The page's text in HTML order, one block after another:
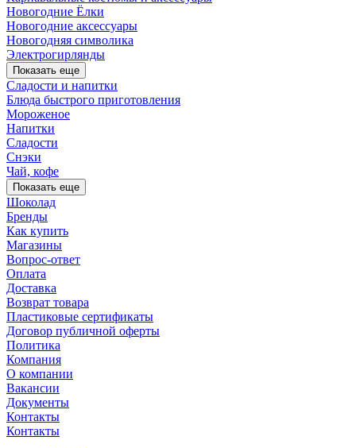
Новогодние Ёлки
Новогодние аксессуары
Новогодняя символика
Электрогирлянды
Показать еще
Сладости и напитки
Блюда быстрого приготовления
Мороженое
Напитки
Сладости
Снэки
Чай, кофе
Показать еще
Шоколад
Бренды
Как купить
Магазины
Вопрос-ответ
Оплата
Доставка
Возврат товара
Пластиковые сертификаты
Договор публичной оферты
Политика
Компания
О компании
Вакансии
Документы
Контакты
Контакты